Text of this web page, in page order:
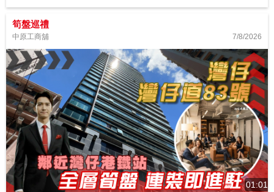
筍盤巡禮
中原工商舖 7/8/2026
01:01